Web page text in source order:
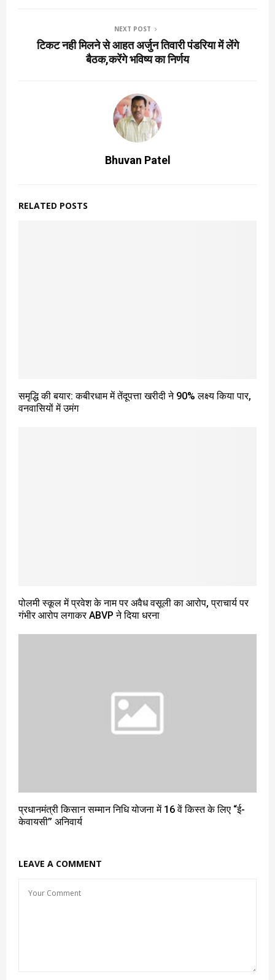
NEXT POST
टिकट नही मिलने से आहत अर्जुन तिवारी पंडरिया में लेंगे
बैठक,करेंगे भविष्य का निर्णय
Bhuvan Patel
RELATED POSTS
समृद्धि की बयार: कबीरधाम में तेंदूपत्ता खरीदी ने 90% लक्ष्य किया पार,
वनवासियों में उमंग
पोलमी स्कूल में प्रवेश के नाम पर अवैध वसूली का आरोप, प्राचार्य पर
गंभीर आरोप लगाकर ABVP ने दिया धरना
प्रधानमंत्री किसान सम्मान निधि योजना में 16 वें किस्त के लिए “ई-
केवायसी’’ अनिवार्य
LEAVE A COMMENT